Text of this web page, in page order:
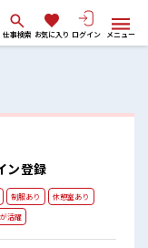
仕事検索 お気に入り ログイン メニュー
ン登録
制服あり
休憩室あり
活躍